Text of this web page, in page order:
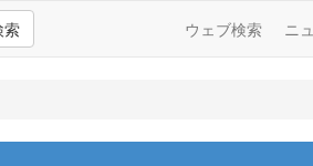
索 ウェブ検索 ニ